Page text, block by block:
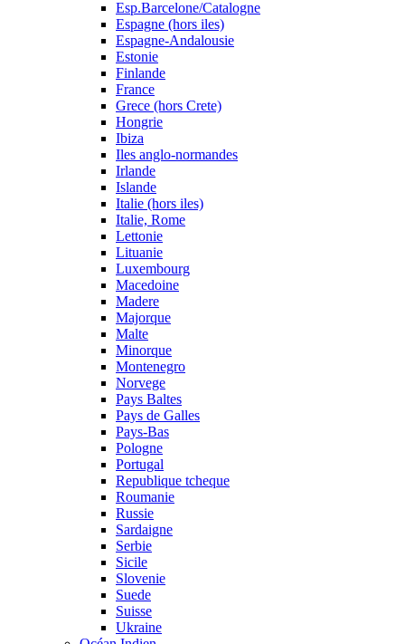
Esp.Barcelone/Catalogne
Espagne (hors iles)
Espagne-Andalousie
Estonie
Finlande
France
Grece (hors Crete)
Hongrie
Ibiza
Iles anglo-normandes
Irlande
Islande
Italie (hors iles)
Italie, Rome
Lettonie
Lituanie
Luxembourg
Macedoine
Madere
Majorque
Malte
Minorque
Montenegro
Norvege
Pays Baltes
Pays de Galles
Pays-Bas
Pologne
Portugal
Republique tcheque
Roumanie
Russie
Sardaigne
Serbie
Sicile
Slovenie
Suede
Suisse
Ukraine